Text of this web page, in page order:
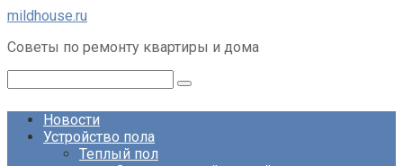
Перейти
контенту
mildhouse.ru
Советы по ремонту квартиры и дома
Новости
Устройство пола
Теплый пол